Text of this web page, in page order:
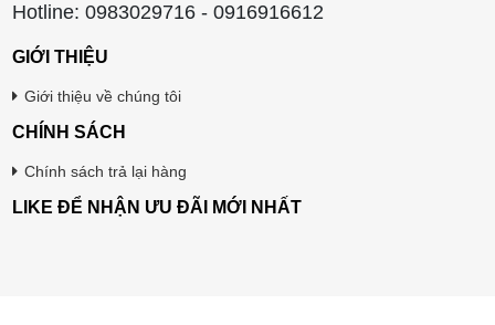
Hotline: 0983029716 - 0916916612
GIỚI THIỆU
Giới thiệu về chúng tôi
CHÍNH SÁCH
Chính sách trả lại hàng
LIKE ĐỂ NHẬN ƯU ĐÃI MỚI NHẤT